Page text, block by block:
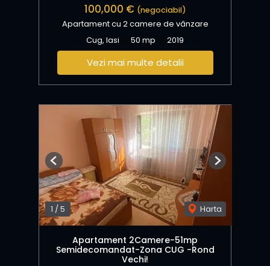
100,000 € (negociabil)
Apartament cu 2 camere de vânzare
Cug, Iasi
50 mp 2019
Vezi mai multe detalii
1 /5 Harta
Previous Next
Apartament 2Camere-51mp
Semidecomandat-Zona CUG -Rond
Vechi!